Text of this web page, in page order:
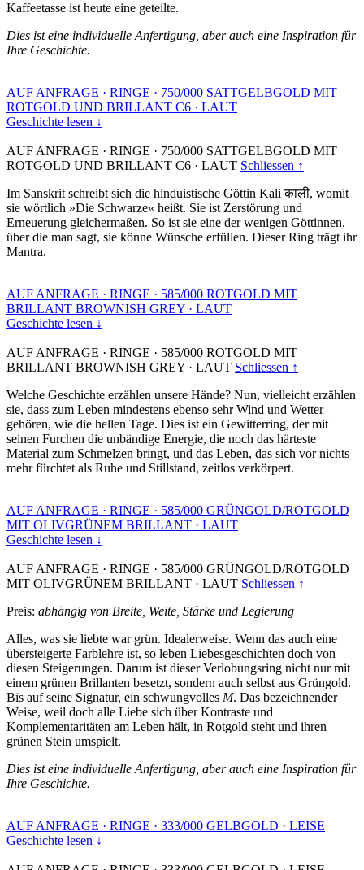
Kaffeetasse ist heute eine geteilte.
Dies ist eine individuelle Anfertigung, aber auch eine Inspiration für
Ihre Geschichte.
AUF ANFRAGE · RINGE · 750/000 SATTGELBGOLD MIT
ROTGOLD UND BRILLANT C6 · LAUT
Geschichte lesen ↓
AUF ANFRAGE · RINGE · 750/000 SATTGELBGOLD MIT
ROTGOLD UND BRILLANT C6 · LAUT Schliessen ↑
Im Sanskrit schreibt sich die hinduistische Göttin Kali काली, womit
sie wörtlich »Die Schwarze« heißt. Sie ist Zerstörung und
Erneuerung gleichermaßen. So ist sie eine der wenigen Göttinnen,
über die man sagt, sie könne Wünsche erfüllen. Dieser Ring trägt ihr
Mantra.
AUF ANFRAGE · RINGE · 585/000 ROTGOLD MIT
BRILLANT BROWNISH GREY · LAUT
Geschichte lesen ↓
AUF ANFRAGE · RINGE · 585/000 ROTGOLD MIT
BRILLANT BROWNISH GREY · LAUT Schliessen ↑
Welche Geschichte erzählen unsere Hände? Nun, vielleicht erzählen
sie, dass zum Leben mindestens ebenso sehr Wind und Wetter
gehören, wie die hellen Tage. Dies ist ein Gewitterring, der mit
seinen Furchen die unbändige Energie, die noch das härteste
Material zum Schmelzen bringt, und das Leben, das sich vor nichts
mehr fürchtet als Ruhe und Stillstand, zeitlos verkörpert.
AUF ANFRAGE · RINGE · 585/000 GRÜNGOLD/ROTGOLD
MIT OLIVGRÜNEM BRILLANT · LAUT
Geschichte lesen ↓
AUF ANFRAGE · RINGE · 585/000 GRÜNGOLD/ROTGOLD
MIT OLIVGRÜNEM BRILLANT · LAUT Schliessen ↑
Preis: abhängig von Breite, Weite, Stärke und Legierung
Alles, was sie liebte war grün. Idealerweise. Wenn das auch eine
übersteigerte Farblehre ist, so leben Liebesgeschichten doch von
diesen Steigerungen. Darum ist dieser Verlobungsring nicht nur mit
einem grünen Brillanten besetzt, sondern auch selbst aus Grüngold.
Bis auf seine Signatur, ein schwungvolles M. Das bezeichnender
Weise, weil doch alle Liebe sich über Kontraste und
Komplementaritäten am Leben hält, in Rotgold steht und ihren
grünen Stein umspielt.
Dies ist eine individuelle Anfertigung, aber auch eine Inspiration für
Ihre Geschichte.
AUF ANFRAGE · RINGE · 333/000 GELBGOLD · LEISE
Geschichte lesen ↓